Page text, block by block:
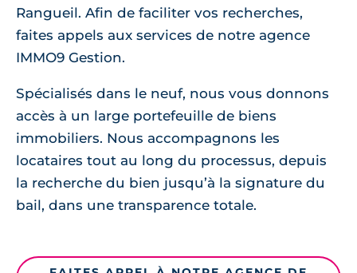
Rangueil. Afin de faciliter vos recherches,
faites appels aux services de notre agence
IMMO9 Gestion.
Spécialisés dans le neuf, nous vous donnons
accès à un large portefeuille de biens
immobiliers. Nous accompagnons les
locataires tout au long du processus, depuis
la recherche du bien jusqu’à la signature du
bail, dans une transparence totale.